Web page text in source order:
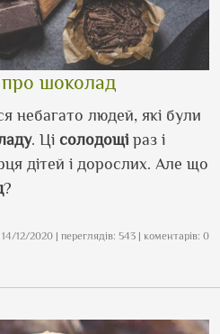
шоколад
небагато людей, які були
. Ці солодощі раз і
дітей і дорослих. Але що
?
14/12/2020 | переглядів: 543 | коментарів: 0